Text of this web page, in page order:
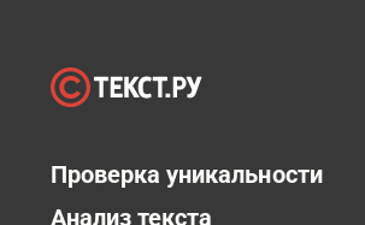
Проверка уникальности
Анализ текста